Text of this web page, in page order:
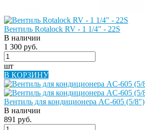
Вентиль Rotalock RV - 1 1/4" - 22S
В наличии
1 300 руб.
шт
В КОРЗИНУ
Вентиль для кондиционера AC-605 (5/8")
В наличии
891 руб.